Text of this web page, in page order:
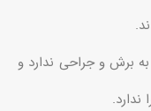
برش و جراحی ندارد و